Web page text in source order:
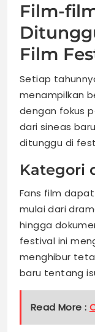
Film-
Film
Setiap
menampilkan
dengan fokus
dari sineas
ditunggu di
Kategori
Fans film
mulai dari
hingga
festival ini
menghibur
baru tentang
Read More :